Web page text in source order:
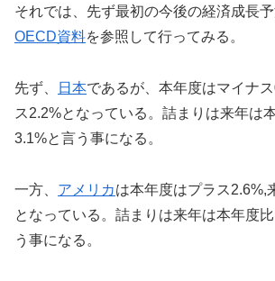
それでは、先ず最初の今後の経済成長
OECD資料を参照して行ってみる。
先ず、 日本であるが、本年度はマイナ
ス2.2%となっている。詰まりは来年は
3.1%と言う事になる。
一方、 アメリカは本年度はプラス2.6%,
となっている。詰まりは来年は本年度
う事になる。